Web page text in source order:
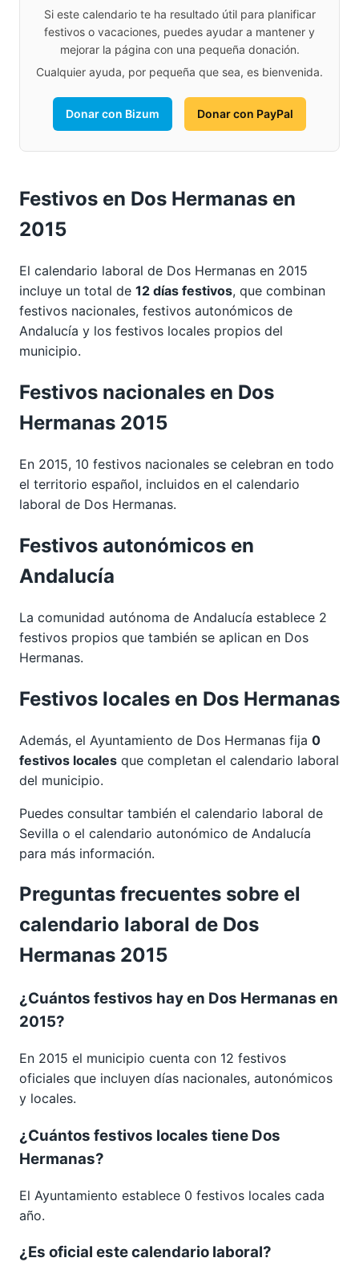
Si este calendario te ha resultado útil para planificar
festivos o vacaciones, puedes ayudar a mantener y
mejorar la página con una pequeña donación.
Cualquier ayuda, por pequeña que sea, es bienvenida.
Donar con Bizum Donar con PayPal
Festivos en Dos Hermanas en
2015
El calendario laboral de Dos Hermanas en 2015
incluye un total de 12 días festivos, que combinan
festivos nacionales, festivos autonómicos de
Andalucía y los festivos locales propios del
municipio.
Festivos nacionales en Dos
Hermanas 2015
En 2015, 10 festivos nacionales se celebran en todo
el territorio español, incluidos en el calendario
laboral de Dos Hermanas.
Festivos autonómicos en
Andalucía
La comunidad autónoma de Andalucía establece 2
festivos propios que también se aplican en Dos
Hermanas.
Festivos locales en Dos Hermanas
Además, el Ayuntamiento de Dos Hermanas fija 0
festivos locales que completan el calendario laboral
del municipio.
Puedes consultar también el calendario laboral de
Sevilla o el calendario autonómico de Andalucía
para más información.
Preguntas frecuentes sobre el
calendario laboral de Dos
Hermanas 2015
¿Cuántos festivos hay en Dos Hermanas en
2015?
En 2015 el municipio cuenta con 12 festivos
oficiales que incluyen días nacionales, autonómicos
y locales.
¿Cuántos festivos locales tiene Dos
Hermanas?
El Ayuntamiento establece 0 festivos locales cada
año.
¿Es oficial este calendario laboral?